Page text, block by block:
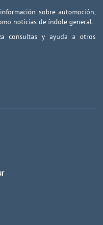
sobre automoción,
noticias de índole general.
consultas y ayuda a otros